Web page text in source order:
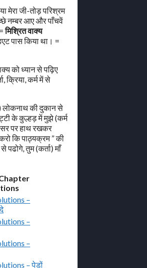
मेरा जी-तोड़ परिश्रम
नम्बर आए और पाँचवें
मिश्रित वाक्य
पास किया था। =
को ध्यान से पढ़िए
क्रिया, कर्म में से
लोकनाथ की दुकान से
के कुल्हड़ में मुझे (कर्म
सर पर हाथ रखकर
कि पाठ्यक्रम ” की
पढोगे, तुम (कर्ता) माँ
–
–
–
– पेड़ों